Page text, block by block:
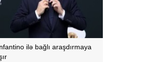
ilə bağlı araşdırmaya